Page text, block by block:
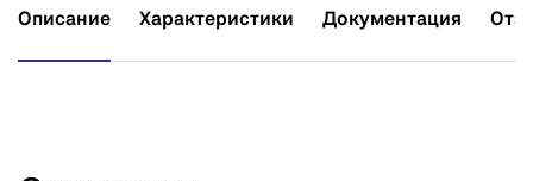
Описание Характеристики Документация